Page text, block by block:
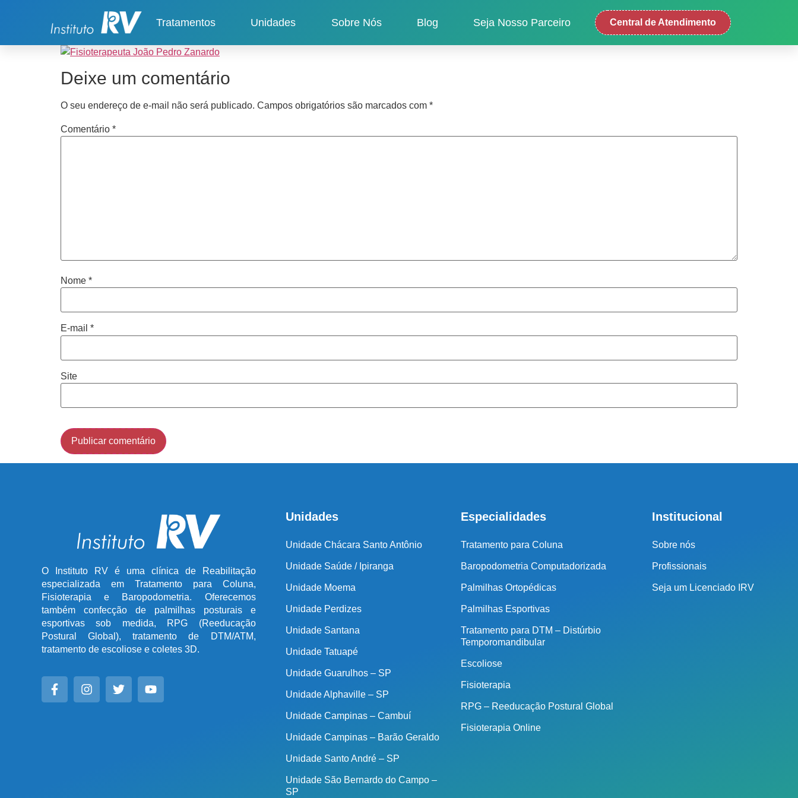
Tratamentos Unidades Sobre Nós Blog Seja Nosso Parceiro Central de Atendimento
Deixe um comentário
O seu endereço de e-mail não será publicado. Campos obrigatórios são marcados com *
Comentário *
Nome *
E-mail *
Site
O Instituto RV é uma clínica de Reabilitação
especializada em Tratamento para Coluna,
Fisioterapia e Baropodometria. Oferecemos
também confecção de palmilhas posturais e
esportivas sob medida, RPG (Reeducação
Postural Global), tratamento de DTM/ATM,
tratamento de escoliose e coletes 3D.
Unidades
Unidade Chácara Santo Antônio
Unidade Saúde / Ipiranga
Unidade Moema
Unidade Perdizes
Unidade Santana
Unidade Tatuapé
Unidade Guarulhos – SP
Unidade Alphaville – SP
Unidade Campinas – Cambuí
Unidade Campinas – Barão Geraldo
Unidade Santo André – SP
Unidade São Bernardo do Campo –
SP
Especialidades
Tratamento para Coluna
Baropodometria Computadorizada
Palmilhas Ortopédicas
Palmilhas Esportivas
Tratamento para DTM – Distúrbio
Temporomandibular
Escoliose
Fisioterapia
RPG – Reeducação Postural Global
Fisioterapia Online
Institucional
Sobre nós
Profissionais
Seja um Licenciado IRV
Antes de iniciar o seu tratamento, iremos fazer uma avaliação clínica da sua
Cidade de São Paulo:
Demais Localidades: